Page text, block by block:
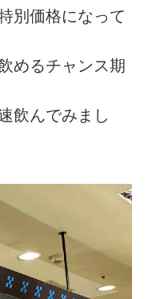
別価格になって
めるチャンス期
飲んでみまし